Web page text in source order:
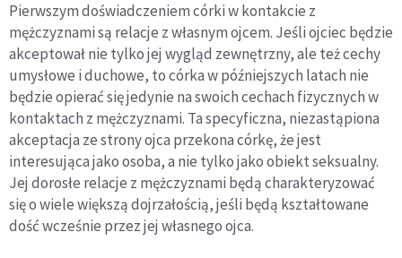
Pierwszym doświadczeniem córki w kontakcie z
mężczyznami są relacje z własnym ojcem. Jeśli ojciec będzie
akceptował nie tylko jej wygląd zewnętrzny, ale też cechy
umysłowe i duchowe, to córka w późniejszych latach nie
będzie opierać się jedynie na swoich cechach fizycznych w
kontaktach z mężczyznami. Ta specyficzna, niezastąpiona
akceptacja ze strony ojca przekona córkę, że jest
interesująca jako osoba, a nie tylko jako obiekt seksualny.
Jej dorosłe relacje z mężczyznami będą charakteryzować
się o wiele większą dojrzałością, jeśli będą kształtowane
dość wcześnie przez jej własnego ojca.